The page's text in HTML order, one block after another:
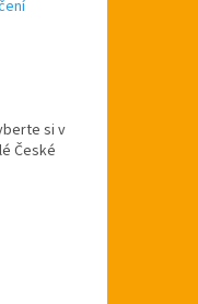
si v
České